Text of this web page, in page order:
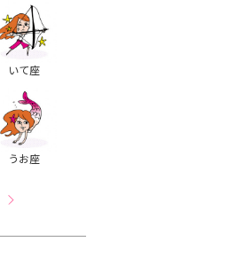
いて座
うお座